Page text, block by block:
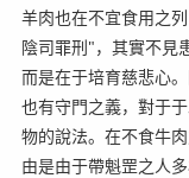
羊肉也在不宜食用之
陰司罪刑"，其實不見
而是在于培育慈悲心
也有守門之義，對于
物的說法。在不食牛
由是由于帶魁罡之人